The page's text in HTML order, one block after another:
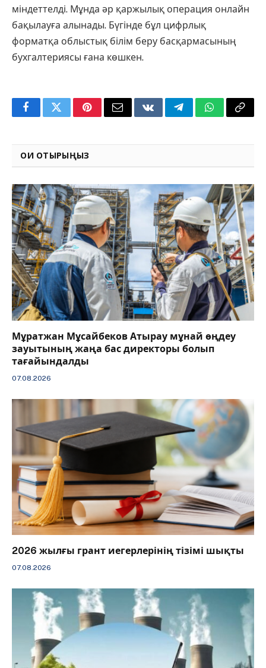
міндеттелді. Мұнда әр қаржылық операция онлайн
бақылауға алынады. Бүгінде бұл цифрлық
форматқа облыстық білім беру басқармасының
бухгалтериясы ғана көшкен.
FacebookTwitterPinterestEmail VKontakteTelegramWhatsApp
Copy
ОҚИ ОТЫРЫҢЫЗ
Мұратжан Мұсайбеков Атырау мұнай өңдеу
зауытының жаңа бас директоры болып
тағайындалды
07.08.2026
2026 жылғы грант иегерлерінің тізімі шықты
07.08.2026